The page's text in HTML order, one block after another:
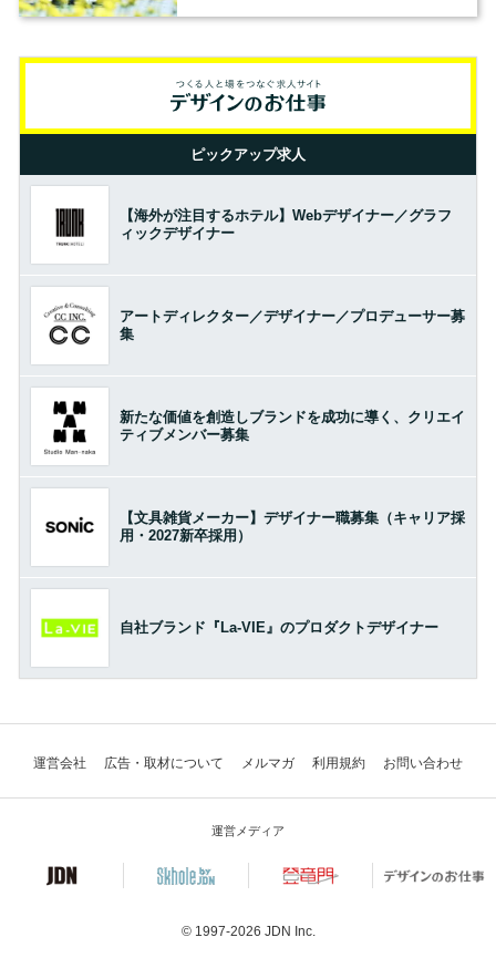
ピックアップ求人
【海外が注目するホテル】Webデザイナー／グラフ
ィックデザイナー
アートディレクター／デザイナー／プロデューサー募
集
新たな価値を創造しブランドを成功に導く、クリエイ
ティブメンバー募集
【文具雑貨メーカー】デザイナー職募集（キャリア採
用・2027新卒採用）
自社ブランド『La-VIE』のプロダクトデザイナー
運営会社 広告・取材について メルマガ 利用規約 お問い合わせ
運営メディア
© 1997-2026 JDN Inc.